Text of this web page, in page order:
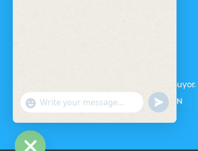
Sepetinizde ürün bulunmuyor.
MAĞAZAYA GERI DÖN
"+CHATY_SETTINGS.LANG.EMOJI_PICKER+"
WhatsApp
UNDEFINED